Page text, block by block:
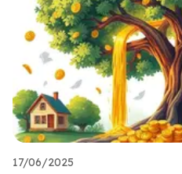
17/06/2025